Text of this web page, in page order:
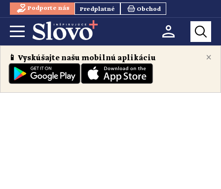
Podporte nás Predplatné Obchod
×
📱 Vyskúšajte našu mobilnú aplikáciu